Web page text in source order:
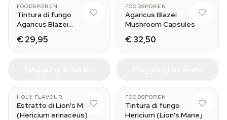
FOODSPOREN
Tintura di fungo
Agaricus Blazei
€ 29,95
FOODSPOREN
Agaricus Blazei
Mushroom Capsules
€ 32,50
HOLY FLAVOUR
Estratto di Lion's Mane
(Hericium erinaceus)
FOODSPOREN
Tintura di fungo
Hericium (Lion's Mane)